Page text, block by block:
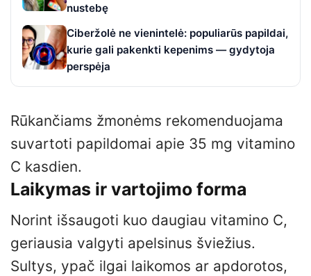
nustebę
Ciberžolė ne vienintelė: populiarūs papildai,
kurie gali pakenkti kepenims — gydytoja
perspėja
Rūkančiams žmonėms rekomenduojama
suvartoti papildomai apie 35 mg vitamino
C kasdien.
Laikymas ir vartojimo forma
Norint išsaugoti kuo daugiau vitamino C,
geriausia valgyti apelsinus šviežius.
Sultys, ypač ilgai laikomos ar apdorotos,